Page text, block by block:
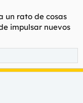
un rato de cosas
impulsar nuevos